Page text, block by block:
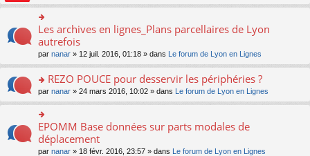
e
nt
u
s
ré
c
e
nt
le
pl
u
s
e
nt
e
n
o
lu
le
pl
u
s
c
nt
s
g
e
n
o
lu
le
pl
u
s
ré
le
m
s
a
e
n
o
n
lu
le
pl
u
n
s
ult
er
le
m
e
s
a
e
n
o
n
n
ult
er
le
m
e
s
s
a
g
e
Les archives en lignes_Plans parcellaires de Lyon
autrefois
par nanar » 12 juil. 2016, 01:18 » dans Le forum de Lyon en Lignes
o
n
s
ult
er
le
m
REZO POUCE pour desservir les périphéries ?
par nanar » 24 mars 2016, 10:02 » dans Le forum de Lyon en Lignes
o
n
EPOMM Base données sur parts modales de
déplacement
par nanar » 18 févr. 2016, 23:57 » dans Le forum de Lyon en Lignes